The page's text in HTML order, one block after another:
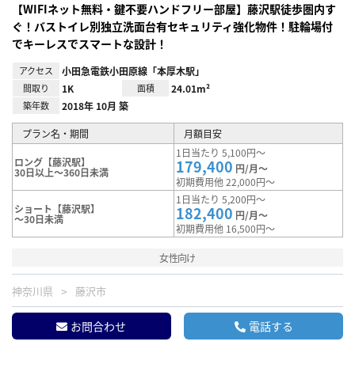
【WIFIネット無料・鍵不要ハンドフリー部屋】藤沢駅徒歩圏内す
ぐ！バストイレ別独立洗面台有セキュリティ強化物件！駐輪場付
でキーレスでスマートな設計！
アクセス 小田急電鉄小田原線「本厚木駅」
間取り 1K 面積 24.01m²
築年数 2018年 10月 築
プラン名・期間 月額目安
ロング【藤沢駅】
30日以上～360日未満
1日当たり 5,100円～
179,400 円/月～
初期費用他 22,000円～
ショート【藤沢駅】
～30日未満
1日当たり 5,200円～
182,400 円/月～
初期費用他 16,500円～
女性向け
神奈川県 藤沢市
お問合わせ 電話する